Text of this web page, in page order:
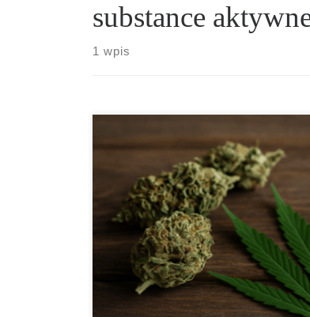
substance
1 wpis
THC – czym jest tetrahydrokannabinol i
THC, czyli delta-9-tetrahydrokannabinol, to
konopi, który odgrywa kluczową rolę w ich
odpowiada za psychoaktywne właściwości
składnikiem wykorzystywanym w terapii